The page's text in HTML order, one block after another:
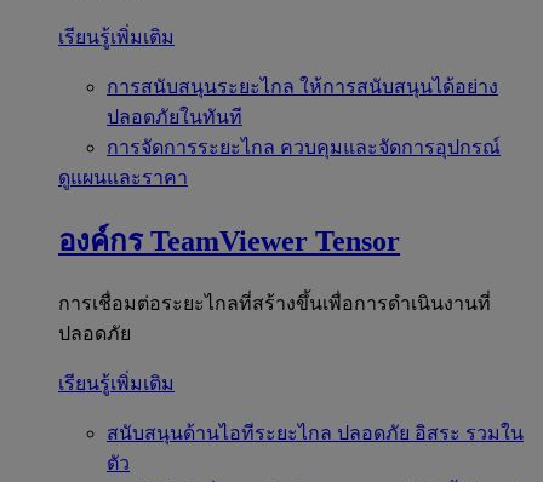
เรียนรู้เพิ่มเติม
การสนับสนุนระยะไกล ให้การสนับสนุนได้อย่าง
ปลอดภัยในทันที
การจัดการระยะไกล ควบคุมและจัดการอุปกรณ์
ดูแผนและราคา
องค์กร TeamViewer Tensor
การเชื่อมต่อระยะไกลที่สร้างขึ้นเพื่อการดำเนินงานที่
ปลอดภัย
เรียนรู้เพิ่มเติม
สนับสนุนด้านไอทีระยะไกล ปลอดภัย อิสระ รวมใน
ตัว